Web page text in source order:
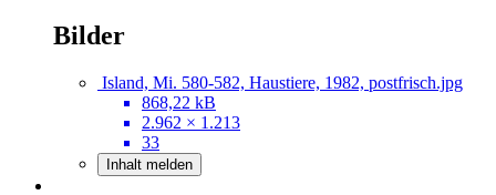
Bilder
Island, Mi. 580-582, Haustiere, 1982, postfrisch.jpg
868,22 kB
2.962 × 1.213
33
Inhalt melden